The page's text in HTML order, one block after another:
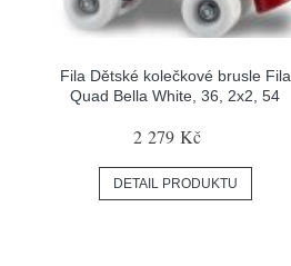
Fila Dětské kolečkové brusle Fila
Quad Bella White, 36, 2x2, 54
2 279 Kč
DETAIL PRODUKTU